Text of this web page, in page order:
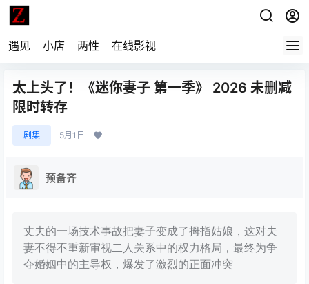
遇见 小店 两性 在线影视
太上头了！《迷你妻子 第一季》 2026 未删减
限时转存
剧集 5月1日
预备齐
丈夫的一场技术事故把妻子变成了拇指姑娘，这对夫
妻不得不重新审视二人关系中的权力格局，最终为争
夺婚姻中的主导权，爆发了激烈的正面冲突